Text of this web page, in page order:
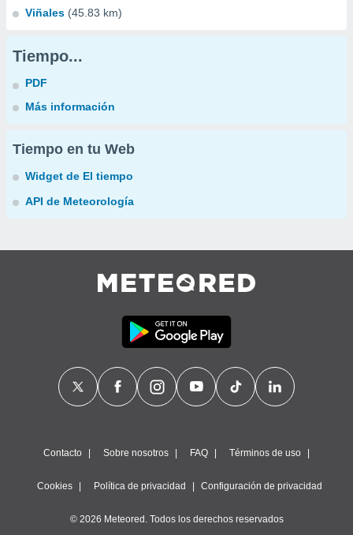
Viñales (45.83 km)
Tiempo...
PDF
Más información
Tiempo en tu Web
Widget de El tiempo
API de Meteorología
Contacto Sobre nosotros FAQ Términos de uso
Cookies Política de privacidad Configuración de privacidad
© 2026 Meteored. Todos los derechos reservados